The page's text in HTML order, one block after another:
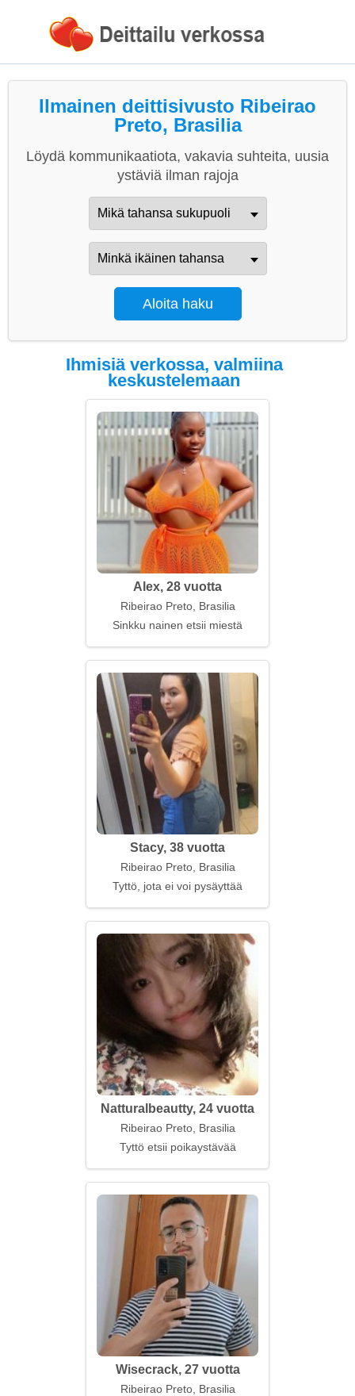
Ilmainen deittisivusto Ribeirao
Preto, Brasilia
Löydä kommunikaatiota, vakavia suhteita, uusia
ystäviä ilman rajoja
Ihmisiä verkossa, valmiina
keskustelemaan
Alex, 28 vuotta
Ribeirao Preto, Brasilia
Sinkku nainen etsii miestä
Stacy, 38 vuotta
Ribeirao Preto, Brasilia
Tyttö, jota ei voi pysäyttää
Natturalbeautty, 24 vuotta
Ribeirao Preto, Brasilia
Tyttö etsii poikaystävää
Wisecrack, 27 vuotta
Ribeirao Preto, Brasilia